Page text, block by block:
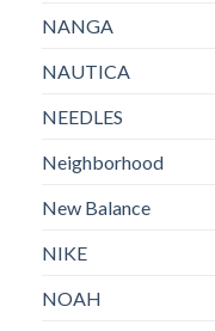
NANGA
NAUTICA
NEEDLES
Neighborhood
New Balance
NIKE
NOAH